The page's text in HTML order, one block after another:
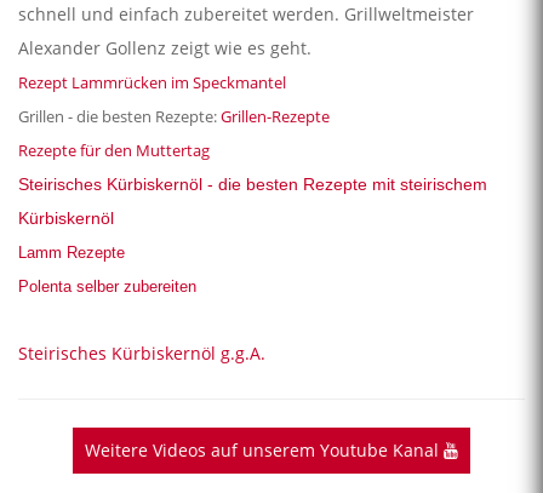
schnell und einfach zubereitet werden. Grillweltmeister
Alexander Gollenz zeigt wie es geht.
Rezept Lammrücken im Speckmantel
Grillen - die besten Rezepte:Grillen-Rezepte
Rezepte für den Muttertag
Steirisches Kürbiskernöl - die besten Rezepte mit steirischem
Kürbiskernöl
Lamm Rezepte
Polenta selber zubereiten
Steirisches Kürbiskernöl g.g.A.
Weitere Videos auf unserem Youtube Kanal